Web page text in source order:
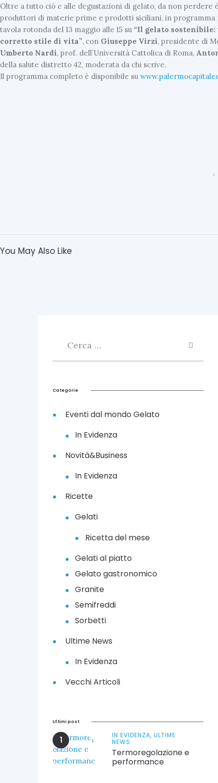
Oltre a tutto ciò e alle degustazioni di gelato, da non perdere
produttori di materie prime e prodotti siciliani, in
tavola rotonda del 13 maggio alle 15 su “Il gelato
corretto stile di vita”, con Giuseppe Virzì, presidente di
Umberto Nardi, prof. dell’Università Cattolica di Roma,
della salute distretto 42, moderata da chi scrive.
Il programma completo è disponibile su
You May Also Like
Categorie
Eventi dal mondo Gelato
In Evidenza
Novità&Business
In Evidenza
Ricette
Gelati
Ricetta del mese
Gelati al piatto
Gelato gastronomico
Granite
Semifreddi
Sorbetti
Ultime News
In Evidenza
Vecchi Articoli
Ultimi post
IN EVIDENZA, ULTIME
NEWS
Termoregolazione e
performance